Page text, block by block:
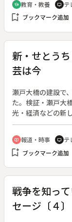
した全３２巻の『
した逸品ぞろい。
光寺・清浄光寺〕
島神社の能舞台、長
school 教育・教養 tv テ
bookmark_add ブックマーク追加
新・せとう
芸は今
瀬戸大橋の建設で
た。検証・瀬戸大
光・経済などの新
ＥＷＳ探険」のリ
統工芸が、いま置
ondemand_video 報道・時事 tv テ
bookmark_add ブックマーク追加
戦争を知っ
セージ〔４